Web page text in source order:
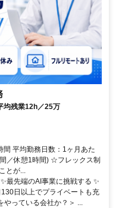
均残業12h／25万
平均勤務日数：1ヶ月あた
／休憩1時間) ☆フレックス制
とが...
最先端のAI事業に挑戦する ✨
日以上でプライベートも充
いる会社か？＞ ...